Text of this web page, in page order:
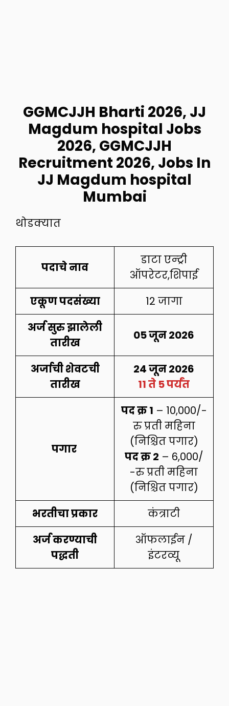
GGMCJJH Bharti 2026, JJ
Magdum hospital Jobs
2026, GGMCJJH
Recruitment 2026, Jobs In
JJ Magdum hospital
Mumbai
थोडक्यात
पदाचे नाव
डाटा एन्ट्री
ऑपरेटर,शिपाई
एकूण पदसंख्या
12 जागा
अर्ज सुरु झालेली
तारीख
05 जून 2026
अर्जाची शेवटची
तारीख
24 जून 2026
11 ते 5 पर्यंत
पगार
पद क्र 1 – 10,000/-
रु प्रती महिना
(निश्चित पगार)
पद क्र 2 – 6,000/
-रु प्रती महिना
(निश्चित पगार)
भरतीचा प्रकार
कंत्राटी
अर्ज करण्याची
पद्धती
ऑफलाईन /
इंटरव्यू